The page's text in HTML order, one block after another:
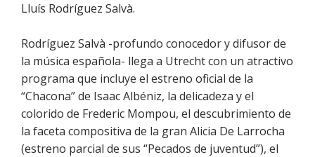
Lluís Rodríguez Salvà.
Rodríguez Salvà -profundo conocedor y difusor de
la música española- llega a Utrecht con un atractivo
programa que incluye el estreno oficial de la
“Chacona” de Isaac Albéniz, la delicadeza y el
colorido de Frederic Mompou, el descubrimiento de
la faceta compositiva de la gran Alicia De Larrocha
(estreno parcial de sus “Pecados de juventud”), el